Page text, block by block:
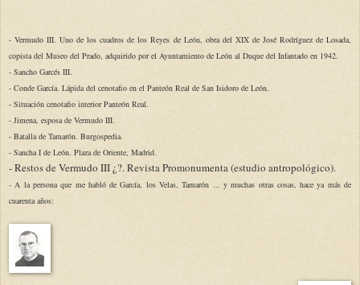
- Vermudo III. Uno de los cuadros de los Reyes de León, obra del XIX de José Rodríguez de Losada,
copista del Museo del Prado, adquirido por el Ayuntamiento de León al Duque del Infantado en 1942.
- Sancho Garcés III.
- Conde García. Lápida del cenotafio en el Panteón Real de San Isidoro de León.
- Situación cenotafio interior Panteón Real.
- Jimena, esposa de Vermudo III.
- Batalla de Tamarón. Burgospedia.
- Sancha I de León. Plaza de Oriente, Madrid.
- Restos de Vermudo III ¿?. Revista Promonumenta (estudio antropológico).
- A la persona que me habló de García, los Velas, Tamarón ... y muchas otras cosas, hace ya más de
cuarenta años: